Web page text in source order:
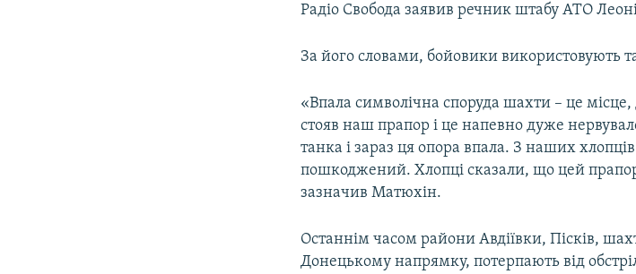
Радіо Свобода заявив речник штабу АТО
За його словами, бойовики використовують
«Впала символічна споруда шахти – це
стояв наш прапор і це напевно дуже
танка і зараз ця опора впала. З наших
пошкоджений. Хлопці сказали, що цей
зазначив Матюхін.
Останнім часом райони Авдіївки, Пісків,
Донецькому напрямку, потерпають від